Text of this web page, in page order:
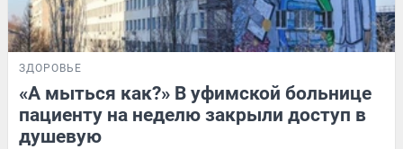
ЗДОРОВЬЕ
«А мыться как?» В уфимской больнице
пациенту на неделю закрыли доступ в
душевую